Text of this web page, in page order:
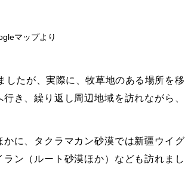
マップより
たが、実際に、牧草地のある場所を移
き、繰り返し周辺地域を訪れながら、
に、タクラマカン砂漠では新疆ウイグ
ン（ルート砂漠ほか）なども訪れまし